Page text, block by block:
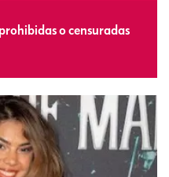
o censuradas